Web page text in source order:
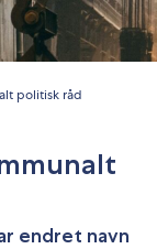
politisk råd
endret navn